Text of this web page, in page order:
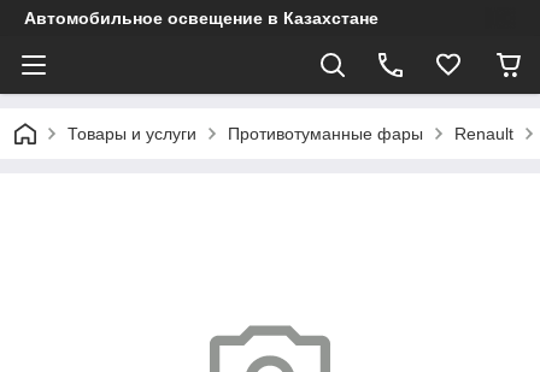
Автомобильное освещение в Казахстане
Товары и услуги Противотуманные фары Renault